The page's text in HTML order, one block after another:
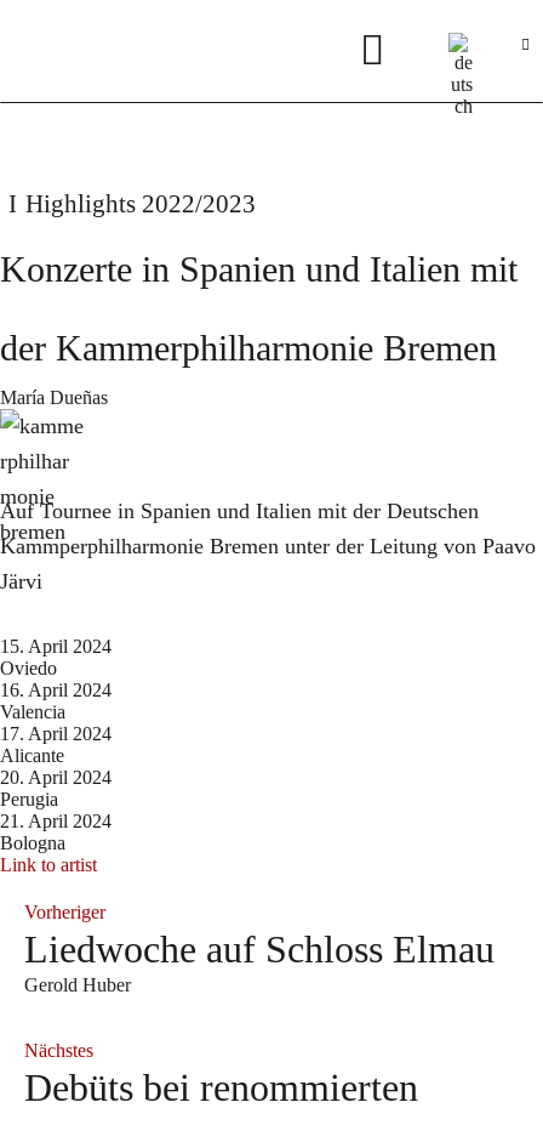
Highlights 2022/2023
Konzerte in Spanien und Italien mit
der Kammerphilharmonie Bremen
María Dueñas
Auf Tournee in Spanien und Italien mit der Deutschen
Kammperphilharmonie Bremen unter der Leitung von Paavo
Järvi
15. April 2024
Oviedo
16. April 2024
Valencia
17. April 2024
Alicante
20. April 2024
Perugia
21. April 2024
Bologna
Link to artist
Vorheriger
Liedwoche auf Schloss Elmau
Gerold Huber
Nächstes
Debüts bei renommierten